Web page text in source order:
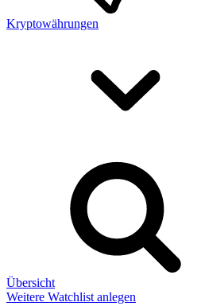
Kryptowährungen
Übersicht
Weitere Watchlist anlegen